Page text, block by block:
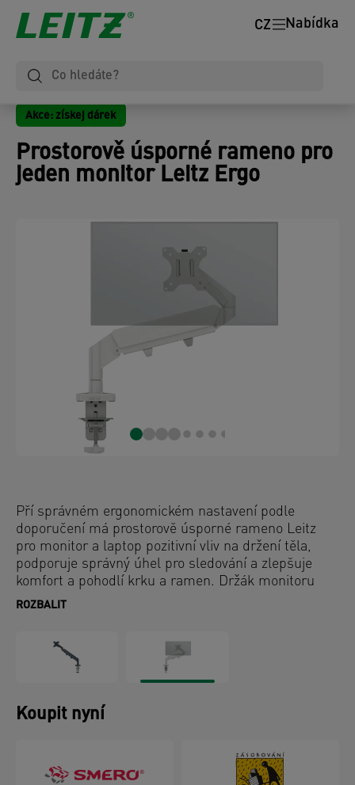
Nabídka
CZ
Akce: získej dárek
Prostorově úsporné rameno pro
jeden monitor Leitz Ergo
Pří správném ergonomickém nastavení podle
doporučení má prostorově úsporné rameno Leitz
pro monitor a laptop pozitivní vliv na držení těla,
podporuje správný úhel pro sledování a zlepšuje
komfort a pohodlí krku a ramen. Držák monitoru
zůstává stabilní ve všech výškách a úhlech a
místa, umožní vám získat cenné místo na pracovní
ploše. Ergonomicky navržené tak, aby podporovalo
pracovní tělesnou pohodu a zvyšovalo produktivitu.
ROZBALIT
Koupit nyní